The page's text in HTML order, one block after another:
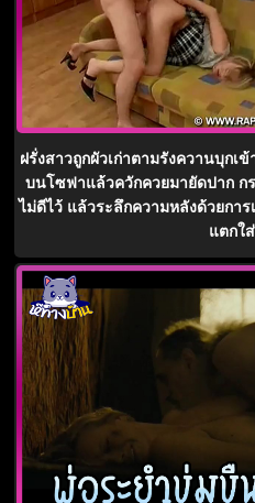
ฝรั่งสาวถูกผัวเก่าตามรังควานบุก
บนโซฟาแล้วควักควยมายัดปาก ก
ไม่ดีไว้ แล้วระลึกความหลังด้วยกา
แตกใ